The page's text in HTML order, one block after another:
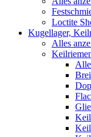
Loctite
Kugellager,
Alles